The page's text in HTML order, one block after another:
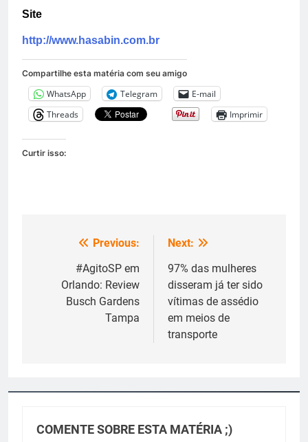
Site
http://www.hasabin.com.br
Compartilhe esta matéria com seu amigo
WhatsApp Telegram
E-mail
Threads
Imprimir
Curtir isso:
Navegação
Post
Previous:
#AgitoSP em
Orlando: Review
Busch Gardens
Tampa
Next:
97% das mulheres
disseram já ter sido
vítimas de assédio
em meios de
transporte
COMENTE SOBRE ESTA MATÉRIA ;)